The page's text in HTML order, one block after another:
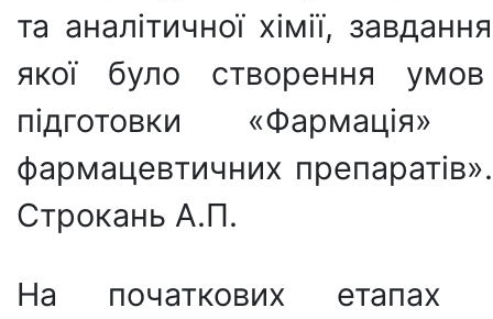
та аналітичної хімії,
якої було створення
підготовки «Фармація»
фармацевтичних
Строкань А.П.
На початкових етапах